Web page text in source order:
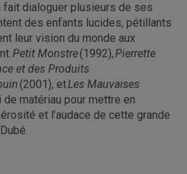
fait dialoguer plusieurs de ses
des enfants lucides, pétillants
leur vision du monde aux
Petit Monstre(1992),Pierrette
et des Produits
(2001), etLes Mauvaises
matériau pour mettre en
et l’audace de cette grande